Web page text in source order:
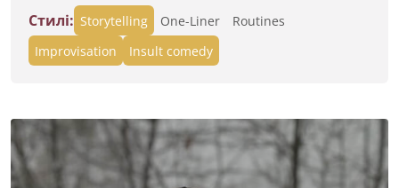
Стилі: Storytelling One-Liner
Routines
Improvisation
Insult comedy